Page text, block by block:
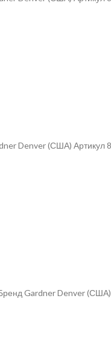
Denver (США) Артикул
Gardner Denver